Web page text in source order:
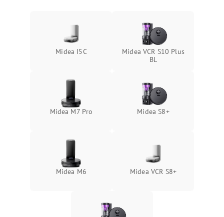
Midea I5C
Midea VCR S10 Plus
BL
Midea M7 Pro Midea S8+
Midea M6 Midea VCR S8+